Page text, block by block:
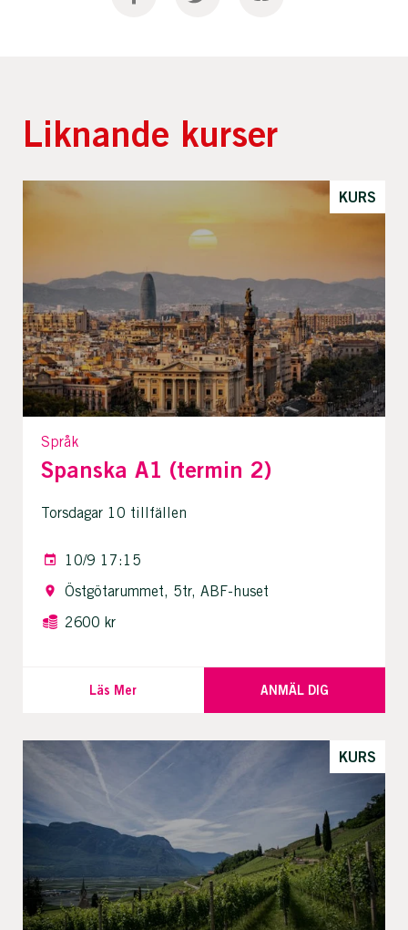
Liknande kurser
KURS
Språk
Spanska A1 (termin 2)
Torsdagar 10 tillfällen
10/9 17:15
Östgötarummet, 5tr, ABF-huset
2600 kr
Läs Mer ANMÄL DIG
KURS